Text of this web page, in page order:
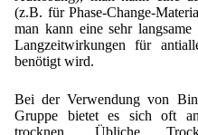
(z.B. für Phase-Change-
man kann eine sehr
Langzeitwirkungen für
benötigt wird.
Bei der Verwendung von
Gruppe bietet es sich oft
trocknen. Übliche